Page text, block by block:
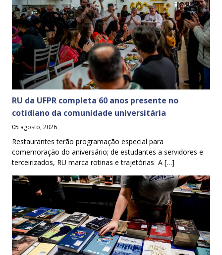
RU da UFPR completa 60 anos presente no
cotidiano da comunidade universitária
05 agosto, 2026
Restaurantes terão programação especial para
comemoração do aniversário; de estudantes a servidores e
terceirizados, RU marca rotinas e trajetórias A […]